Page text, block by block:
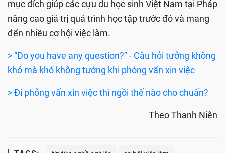
mục đích giúp các cựu du học sinh Việt Nam tại Pháp
nâng cao giá trị quá trình học tập trước đó và mang
đến nhiều cơ hội việc làm.
> “Do you have any question?” - Câu hỏi tưởng không
khó mà khó không tưởng khi phỏng vấn xin việc
> Đi phỏng vấn xin việc thì ngồi thế nào cho chuẩn?
Theo Thanh Niên